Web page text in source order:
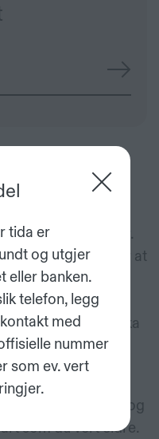
tida er
og utgjer
eller banken.
telefon, legg
med
nummer
som ev. vert
deg som er fylt 7 år.
og i utlandet. For at
må
som betyr at
banken for å sjekka
kan
vil få auka uttaks- og
som du vert eldre.